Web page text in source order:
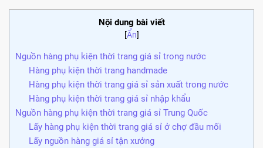
Nội dung bài viết
[Ẩn]
Nguồn hàng phụ kiện thời trang giá sỉ trong nước
Hàng phụ kiện thời trang handmade
Hàng phụ kiện thời trang giá sỉ sản xuất trong nước
Hàng phụ kiện thời trang giá sỉ nhập khẩu
Nguồn hàng phụ kiện thời trang giá sỉ Trung Quốc
Lấy hàng phụ kiện thời trang giá sỉ ở chợ đầu mối
Lấy nguồn hàng giá sỉ tận xưởng